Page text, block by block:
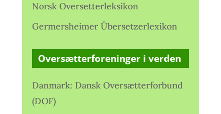
Norsk Oversetterleksikon
Germersheimer Übersetzerlexikon
Oversætterforeninger i verden
Danmark: Dansk Oversætterforbund
(DOF)